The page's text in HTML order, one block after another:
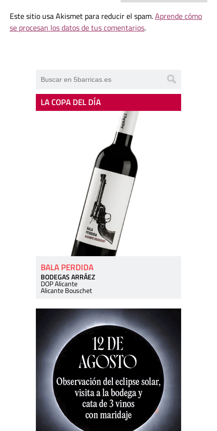
Este sitio usa Akismet para reducir el spam.Aprende cómo
se procesan los datos de tus comentarios.
LA COPA DEL DÍA
BALA PERDIDA
BODEGAS ARRÁEZ
DOP Alicante
Alicante Bouschet